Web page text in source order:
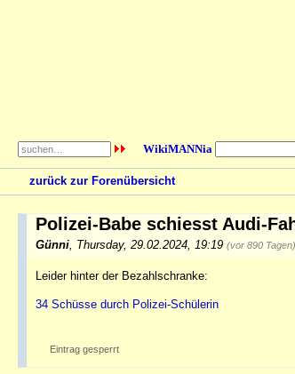
WikiMANNia
zurück zur Forenübersicht
Polizei-Babe schiesst Audi-
Günni Thursday, 29.02.2024, 19:19 (vor 890 Tagen)
Leider hinter der Bezahlschranke:
34 Schüsse durch Polizei-Schülerin
Eintrag gesperrt